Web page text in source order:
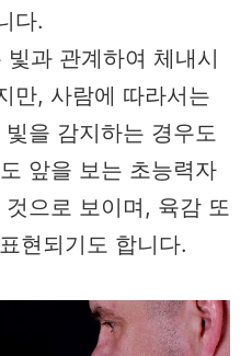
다.
과 관계하여 체내시
만, 사람에 따라서는
을 감지하는 경우도
앞을 보는 초능력자
으로 보이며, 육감 또
현되기도 합니다.